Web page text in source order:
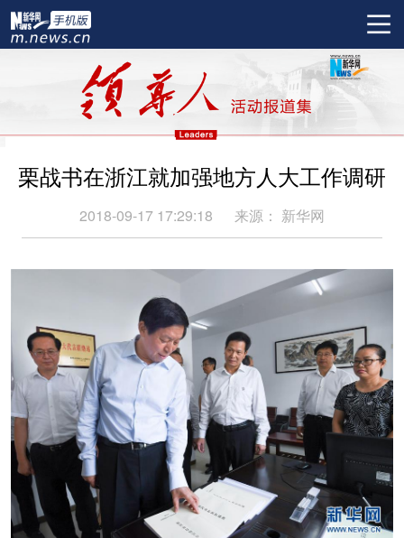
栗战书在浙江就加强地方人大工作调研
2018-09-17 17:29:18 来源： 新华网